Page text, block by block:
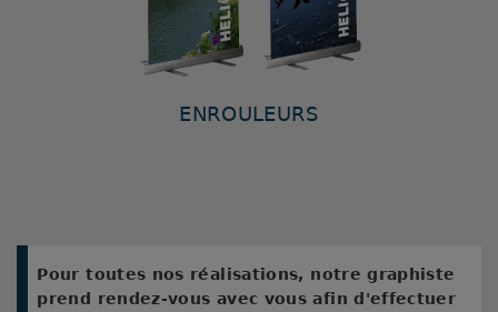
ENROULEURS
Pour toutes nos réalisations, notre graphiste
prend rendez-vous avec vous afin d'effectuer